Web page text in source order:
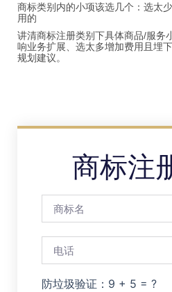
商标类别内的小项该选几个：选太
用的
讲清商标注册类别下具体商品/服务
响业务扩展、选太多增加费用且埋
规划建议。
商标注
防垃圾验证：9 + 5 = ?